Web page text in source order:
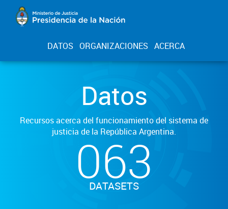
DATOS ORGANIZACIONES ACERCA
Datos
Recursos acerca del funcionamiento del sistema de
justicia de la República Argentina.
063
DATASETS